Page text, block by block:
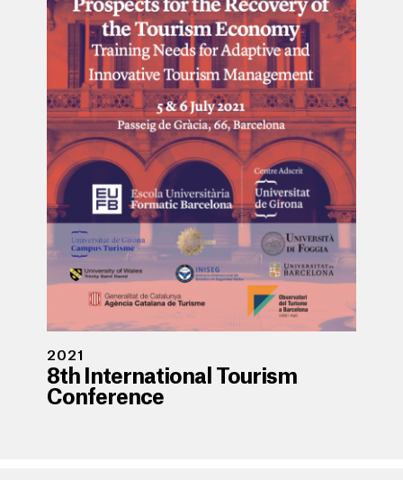
2021
8th International Tourism
Conference